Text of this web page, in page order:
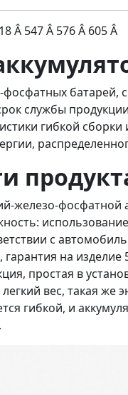
Â 547 Â 576 Â 605 Â
батарей,
службы
гибкой
железо-фосфатной
с
на изделие
простая в
вес, такая же
гибкой, и